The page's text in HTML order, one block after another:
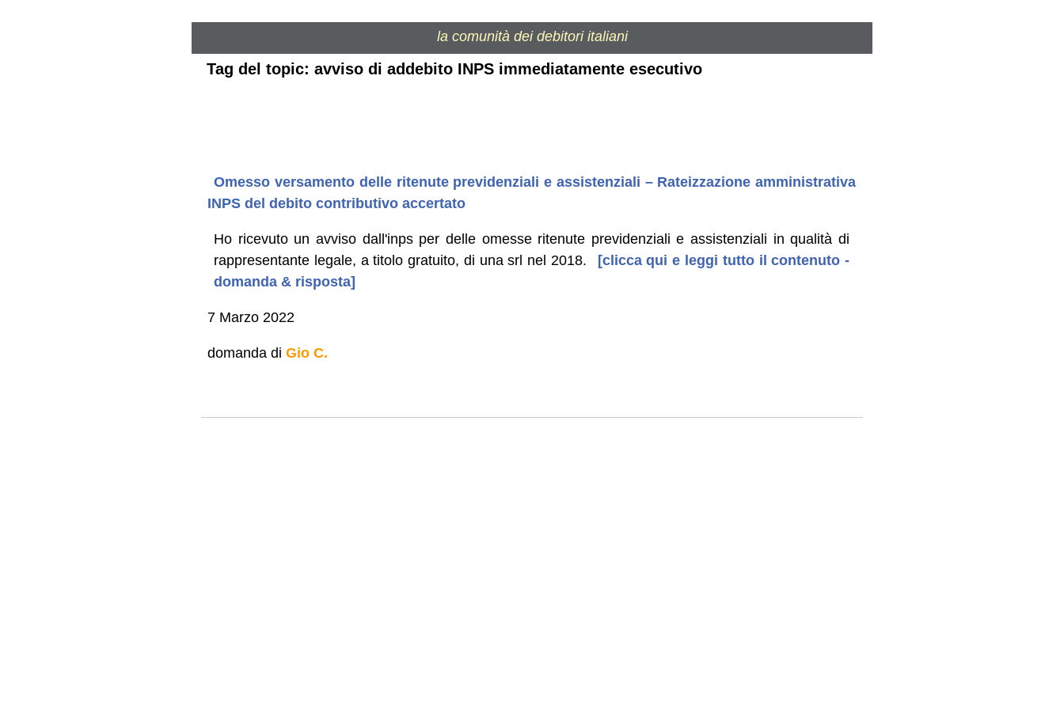
la comunità dei debitori italiani
Tag del topic: avviso di addebito INPS immediatamente esecutivo
Omesso versamento delle ritenute previdenziali e assistenziali – Rateizzazione amministrativa
INPS del debito contributivo accertato
Ho ricevuto un avviso dall'inps per delle omesse ritenute previdenziali e assistenziali in qualità di
rappresentante legale, a titolo gratuito, di una srl nel 2018.
[clicca qui e leggi tutto il contenuto -
domanda & risposta]
7 Marzo 2022
domanda di Gio C.